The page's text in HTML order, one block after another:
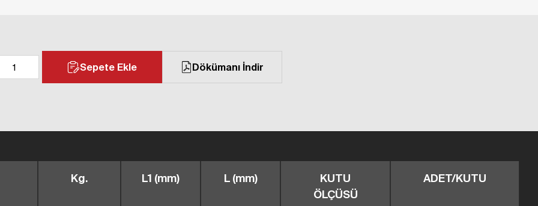
Sepete Ekle Dökümanı İndir
Kg. L1 (mm) L (mm)
KUTU
ÖLÇÜSÜ
ADET/KUTU